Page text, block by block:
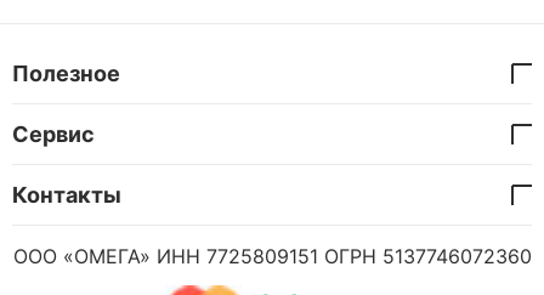
Полезное
Сервис
Контакты
ООО «ОМЕГА» ИНН 7725809151 ОГРН 5137746072360